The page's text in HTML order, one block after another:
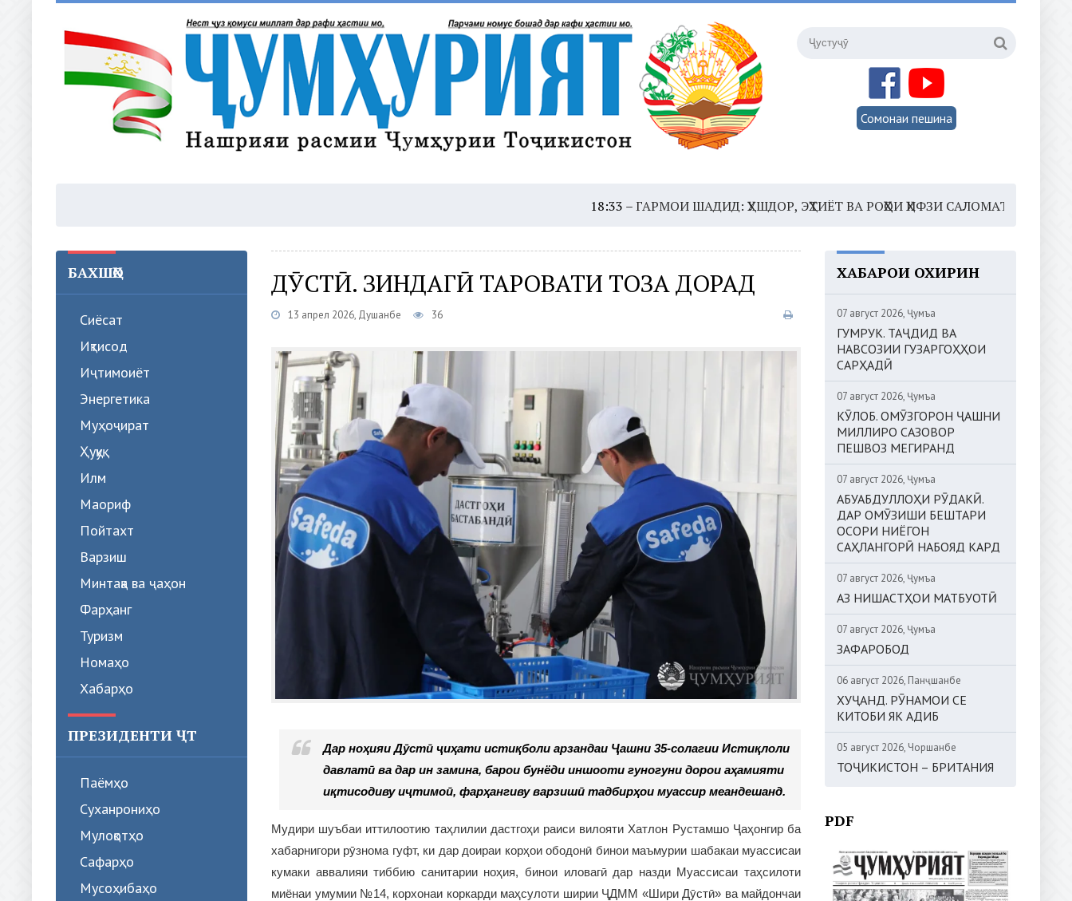
Сомонаи пешина
ГАРМОИ ШАДИД: ҲУШДОР, ЭҲТИЁТ ВА РОҲҲОИ ҲИФЗИ САЛОМАТӢ 16:35 –
БАХШҲО
Сиёсат
Иқтисод
Иҷтимоиёт
Энергетика
Муҳоҷират
Ҳуқуқ
Илм
Маориф
Пойтахт
Варзиш
Минтақа ва ҷаҳон
Фарҳанг
Туризм
Номаҳо
Хабарҳо
ПРЕЗИДЕНТИ ҶТ
Паёмҳо
Суханрониҳо
Мулоқотҳо
Сафарҳо
Мусоҳибаҳо
ДӮСТӢ. ЗИНДАГӢ ТАРОВАТИ ТОЗА ДОРАД
13 апрел 2026, Душанбе 36
Дар ноҳияи Дӯстӣ ҷиҳати истиқболи арзандаи Ҷашни 35-солагии Истиқлоли
давлатӣ ва дар ин замина, барои бунёди иншооти гуногуни дорои аҳамияти
иқтисодиву иҷтимоӣ, фарҳангиву варзишӣ тадбирҳои муассир меандешанд.
Мудири шуъбаи иттилоотию таҳлилии дастгоҳи раиси вилояти Хатлон Рустамшо Ҷаҳонгир ба
хабарнигори рӯзнома гуфт, ки дар доираи корҳои ободонӣ бинои маъмурии шабакаи муассисаи
кумаки аввалияи тиббию санитарии ноҳия, бинои иловагӣ дар назди Муассисаи таҳсилоти
миёнаи умумии №14, корхонаи коркарди маҳсулоти ширии ҶДММ «Шири Дӯстӣ» ва майдончаи
ХАБАРҲОИ ОХИРИН
07 август 2026, Ҷумъа
ГУМРУК. ТАҶДИД ВА
НАВСОЗИИ ГУЗАРГОҲҲОИ
САРҲАДӢ
07 август 2026, Ҷумъа
КӮЛОБ. ОМӮЗГОРОН ҶАШНИ
МИЛЛИРО САЗОВОР
ПЕШВОЗ МЕГИРАНД
07 август 2026, Ҷумъа
АБУАБДУЛЛОҲИ РӮДАКӢ.
ДАР ОМӮЗИШИ БЕШТАРИ
ОСОРИ НИЁГОН
САҲЛАНГОРӢ НАБОЯД КАРД
07 август 2026, Ҷумъа
АЗ НИШАСТҲОИ МАТБУОТӢ
07 август 2026, Ҷумъа
ЗАФАРОБОД
06 август 2026, Панҷшанбе
ХУҶАНД. РӮНАМОИ СЕ
КИТОБИ ЯК АДИБ
05 август 2026, Чоршанбе
ТОҶИКИСТОН – БРИТАНИЯ
PDF